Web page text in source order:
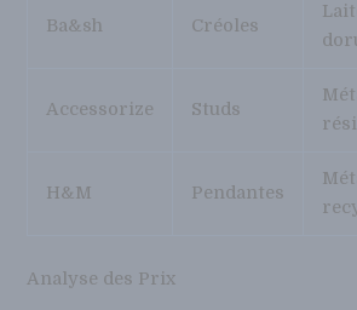
Ba&sh Créoles
Accessorize Studs
H&M Pendantes
Analyse des Prix